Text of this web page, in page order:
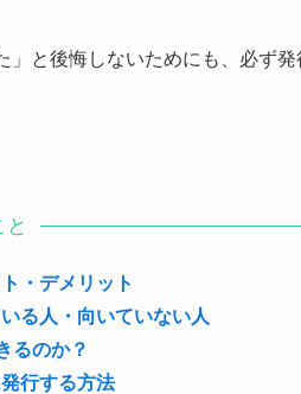
」と後悔しないためにも、必ず
と
・デメリット
る人・向いていない人
るのか？
行する方法